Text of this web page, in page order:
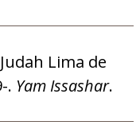
Lima de
. Yam Issashar.